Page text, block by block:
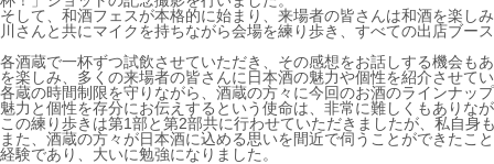
そして、和酒フェスが本格的に始まり、来場者の皆さんは和酒を楽し
川さんと共にマイクを持ちながら会場を練り歩き、すべての出店ブー
各酒蔵で一杯ずつ試飲させていただき、その感想をお話しする機会も
を楽しみ、多くの来場者の皆さんに日本酒の魅力や個性を紹介させて
各蔵の時間制限を守りながら、酒蔵の方々に今回のお酒のラインナッ
魅力と個性を存分にお伝えするという使命は、非常に難しくもありな
この練り歩きは第1部と第2部共に行わせていただきましたが、私自
また、酒蔵の方々が日本酒に込める思いを間近で伺うことができた
経験であり、大いに勉強になりました。